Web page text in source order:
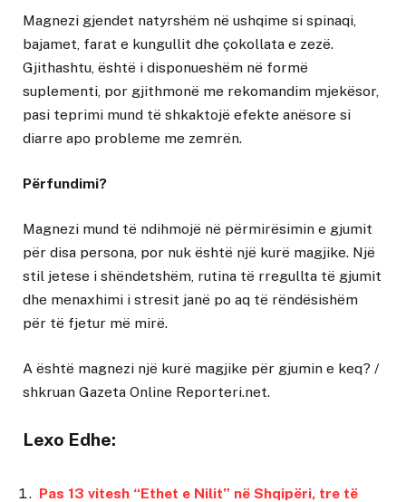
Magnezi gjendet natyrshëm në ushqime si spinaqi,
bajamet, farat e kungullit dhe çokollata e zezë.
Gjithashtu, është i disponueshëm në formë
suplementi, por gjithmonë me rekomandim mjekësor,
pasi teprimi mund të shkaktojë efekte anësore si
diarre apo probleme me zemrën.
Përfundimi?
Magnezi mund të ndihmojë në përmirësimin e gjumit
për disa persona, por nuk është një kurë magjike. Një
stil jetese i shëndetshëm, rutina të rregullta të gjumit
dhe menaxhimi i stresit janë po aq të rëndësishëm
për të fjetur më mirë.
A është magnezi një kurë magjike për gjumin e keq? /
shkruan Gazeta Online Reporteri.net.
Lexo Edhe:
Pas 13 vitesh “Ethet e Nilit” në Shqipëri, tre të